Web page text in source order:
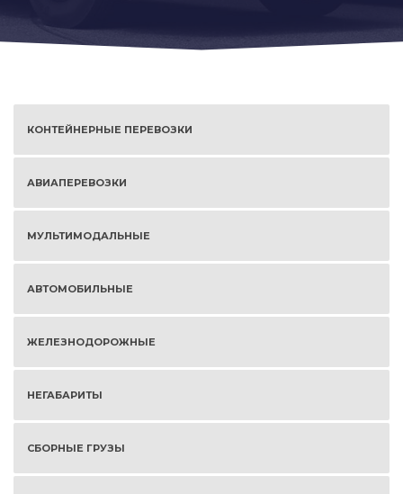
КОНТЕЙНЕРНЫЕ ПЕРЕВОЗКИ
АВИАПЕРЕВОЗКИ
МУЛЬТИМОДАЛЬНЫЕ
АВТОМОБИЛЬНЫЕ
ЖЕЛЕЗНОДОРОЖНЫЕ
НЕГАБАРИТЫ
СБОРНЫЕ ГРУЗЫ